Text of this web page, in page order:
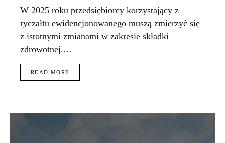
W 2025 roku przedsiębiorcy korzystający z
ryczałtu ewidencjonowanego muszą zmierzyć się
z istotnymi zmianami w zakresie składki
zdrowotnej.…
READ MORE